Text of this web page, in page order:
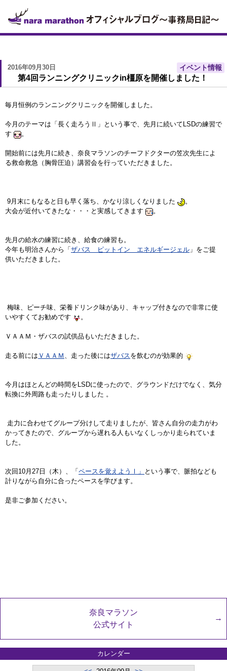
2016年09月30日 イベント情報
第4回ランニングクリニックin橿原を開催しました！
毎月恒例のランニングクリニックを開催しました。
今月のテーマは「長く走ろうⅡ」という事で、先月に続いてLSDの練習で
す
。
開始前には先月に続き、奈良マラソンのチーフドクターの笠次先生によ
る救命救急（胸骨圧迫）講習会を行っていただきました。
9月末にもなると日も早く落ち、かなり涼しくなりました
。
大会が近付いてきたな・・・と実感してきます
。
先月の給水の練習に続き、給食の練習も。
今年も明治さんから「ザバス ピットイン エネルギージェル 」をご提
供いただきました。
梅味、ピーチ味、栄養ドリンク味があり、キャップ付きなので非常に使
いやすくてお勧めです
。
ＶＡＡＭ・ザバスの試供品もいただきました。
走る前には ＶＡＡＭ 、走った後にはザバス を飲むのが効果的
今月はほとんどの時間をLSDに使ったので、グラウンドだけでなく、気分
転換に外周路も走ったりしました 。
走力に合わせてグループ分けして走りましたが、皆さん自分の走力がわ
かってきたので、グループから遅れる人もいなくしっかり走られていま
した。
次回10月27日（木）、「ペースを覚えようⅠ」 という事で、脈拍なども
計りながら自分に合ったペースを学びます。
是非ご参加ください。
奈良マラソン
公式サイト
カレンダー